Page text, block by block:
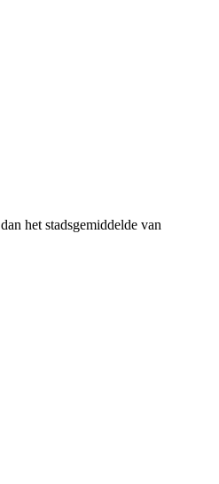
dan het stadsgemiddelde van